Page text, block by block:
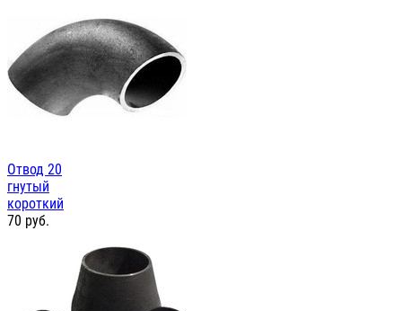
Отвод 20
гнутый
короткий
70 руб.